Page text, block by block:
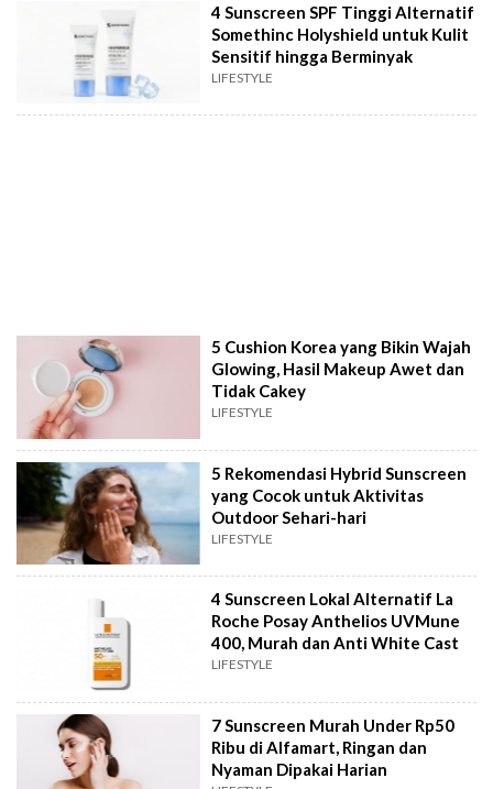
4 Sunscreen SPF Tinggi Alternatif
Somethinc Holyshield untuk Kulit
Sensitif hingga Berminyak
LIFESTYLE
5 Cushion Korea yang Bikin Wajah
Glowing, Hasil Makeup Awet dan
Tidak Cakey
LIFESTYLE
5 Rekomendasi Hybrid Sunscreen
yang Cocok untuk Aktivitas
Outdoor Sehari-hari
LIFESTYLE
4 Sunscreen Lokal Alternatif La
Roche Posay Anthelios UVMune
400, Murah dan Anti White Cast
LIFESTYLE
7 Sunscreen Murah Under Rp50
Ribu di Alfamart, Ringan dan
Nyaman Dipakai Harian